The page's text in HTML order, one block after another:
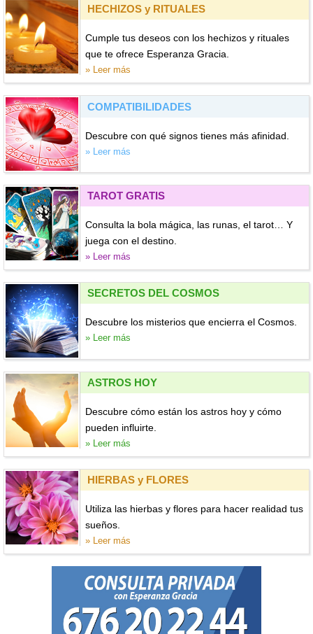
HECHIZOS y RITUALES
Cumple tus deseos con los hechizos y rituales
que te ofrece Esperanza Gracia.
» Leer más
COMPATIBILIDADES
Descubre con qué signos tienes más afinidad.
» Leer más
TAROT GRATIS
Consulta la bola mágica, las runas, el tarot… Y
juega con el destino.
» Leer más
SECRETOS DEL COSMOS
Descubre los misterios que encierra el Cosmos.
» Leer más
ASTROS HOY
Descubre cómo están los astros hoy y cómo
pueden influirte.
» Leer más
HIERBAS y FLORES
Utiliza las hierbas y flores para hacer realidad tus
sueños.
» Leer más